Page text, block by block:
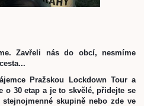
Zavřeli nás do obcí, nesmíme
Pražskou Lockdown Tour a
o 30 etap a je to skvělé, přidejte se
skupině nebo zde ve